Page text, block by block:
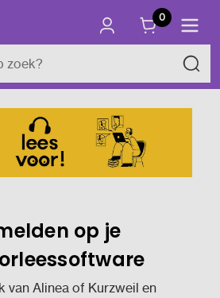
0
op je
van Alinea of Kurzweil en